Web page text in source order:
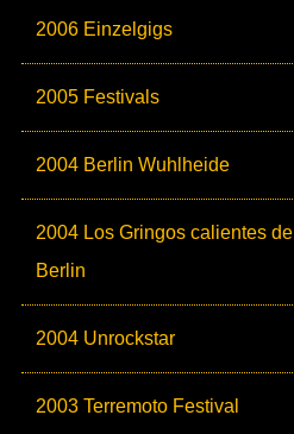
2006 Einzelgigs
2005 Festivals
2004 Berlin Wuhlheide
2004 Los Gringos calientes de
Berlin
2004 Unrockstar
2003 Terremoto Festival